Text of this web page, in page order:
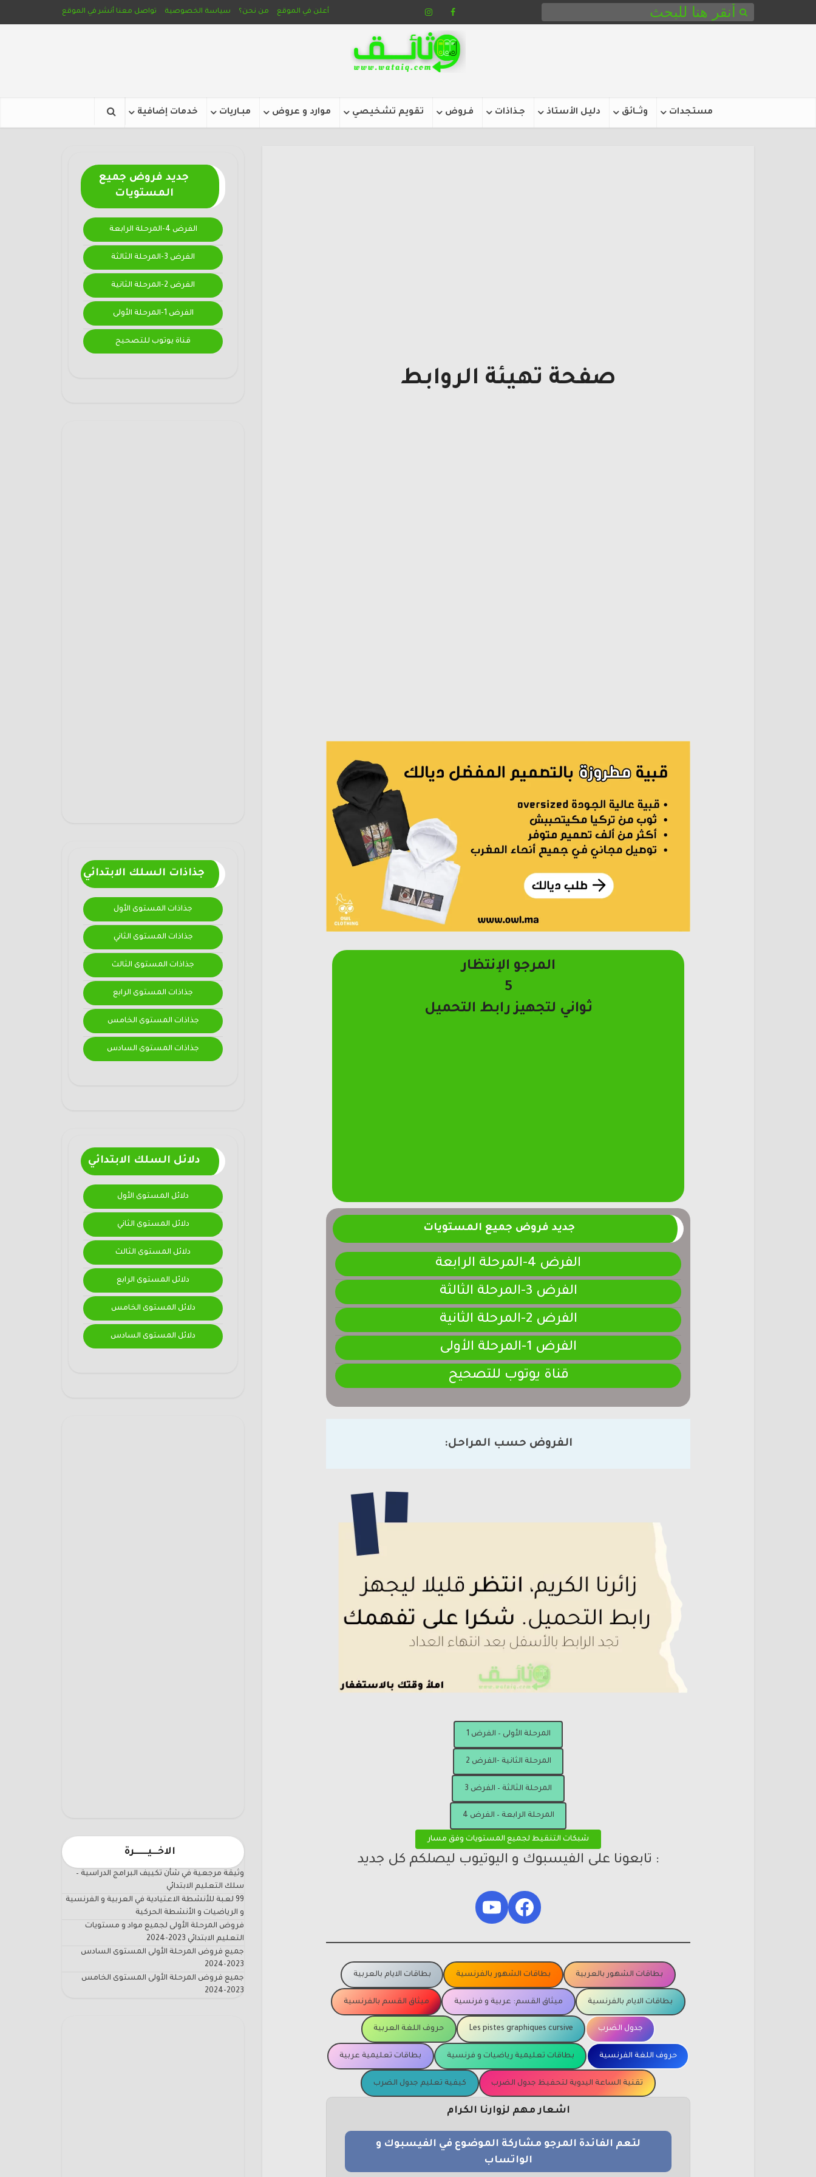
أعلن في الموقع من نحن؟ سياسة الخصوصية تواصل معنا أنشر في الموقع
مستجدات وثـــائق دليل الأستاذ جـذاذات فـروض تقويم تشخيصي موارد و عروض مبـاريات خدمات إضافية
جديد فروض جميع
المستويات
الفرض 4-المرحلة الرابعة
الفرض 3-المرحلة الثالثة
الفرض 2-المرحلة الثانية
الفرض 1-المرحلة الأولى
قناة يوتوب للتصحيح
جذاذات السلك الابتدائي
جذاذات المستوى الأول
جذاذات المستوى الثاني
جذاذات المستوى الثالث
جذاذات المستوى الرابع
جذاذات المستوى الخامس
جذاذات المستوى السادس
دلائل السلك الابتدائي
دلائل المستوى الأول
دلائل المستوى الثاني
دلائل المستوى الثالث
دلائل المستوى الرابع
دلائل المستوى الخامس
دلائل المستوى السادس
الاخـــيـــــــرة
وثيقة مرجعية في شأن تكييف البرامج الدراسية –
سلك التعليم الابتدائي
99 لعبة للأنشطة الاعتيادية في العربية و الفرنسية
و الرياضيات و الأنشطة الحركية
فروض المرحلة الأولى لجميع مواد و مستويات
التعليم الابتدائي 2023-2024
جميع فروض المرحلة الأولى المستوى السادس
2023-2024
جميع فروض المرحلة الأولى المستوى الخامس
2023-2024
صفحة تهيئة الروابط
المرجو الإنتظار
4
ثواني لتجهيز رابط التحميل
جديد فروض جميع المستويات
الفرض 4-المرحلة الرابعة
الفرض 3-المرحلة الثالثة
الفرض 2-المرحلة الثانية
الفرض 1-المرحلة الأولى
قناة يوتوب للتصحيح
الفروض حسب المراحل:
المرحلة الأولى – الفرض 1
المرحلة الثانية -الفرض 2
المرحلة الثالثة – الفرض 3
المرحلة الرابعة – الفرض 4
شبكات التنقيط لجميع المستويات وفق مسار
: تابعونا على الفيسبوك و اليوتيوب ليصلكم كل جديد
Facebook
YouTube
بطاقات الشهور بالعربية بطاقات الشهور بالفرنسية بطاقات الايام بالعربية
بطاقات الايام بالفرنسية ميثاق القسم: عربية و فرنسية ميثاق القسم بالفرنسية
جدول الضرب Les pistes graphiques cursive حروف اللغة العربية
حروف اللغة الفرنسية بطاقات تعليمية رياضيات و فرنسية بطاقات تعليمية عربية
تقنية الساعة اليدوية لتحفيظ جدول الضرب كيفية تعليم جدول الضرب
اشعار مهم لزوارنا الكرام
لتعم الفائدة المرجو مشاركة الموضوع في الفيسبوك و
الواتساب